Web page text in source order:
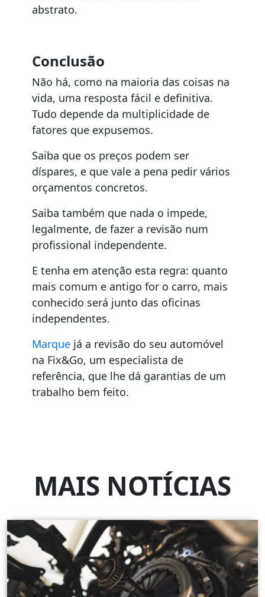
abstrato.
Conclusão
Não há, como na maioria das coisas na
vida, uma resposta fácil e definitiva.
Tudo depende da multiplicidade de
fatores que expusemos.
Saiba que os preços podem ser
díspares, e que vale a pena pedir vários
orçamentos concretos.
Saiba também que nada o impede,
legalmente, de fazer a revisão num
profissional independente.
E tenha em atenção esta regra: quanto
mais comum e antigo for o carro, mais
conhecido será junto das oficinas
independentes.
Marque já a revisão do seu automóvel
na Fix&Go, um especialista de
referência, que lhe dá garantias de um
trabalho bem feito.
MAIS NOTÍCIAS